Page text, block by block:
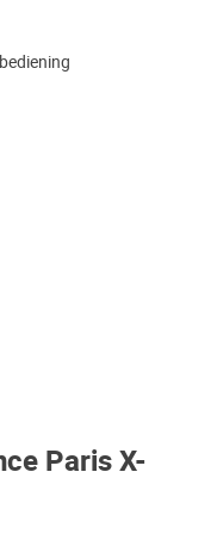
Paris X-